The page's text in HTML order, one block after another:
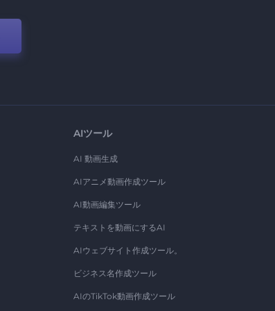
AIツール
AI 動画生成
AIアニメ動画作成ツール
AI動画編集ツール
テキストを動画にするAI
AIウェブサイト作成ツール。
ビジネス名作成ツール
AIのTikTok動画作成ツール